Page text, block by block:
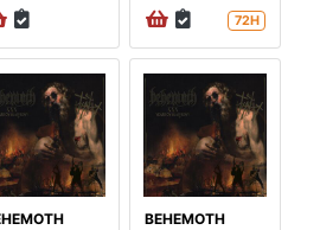
72H
BEHEMOTH